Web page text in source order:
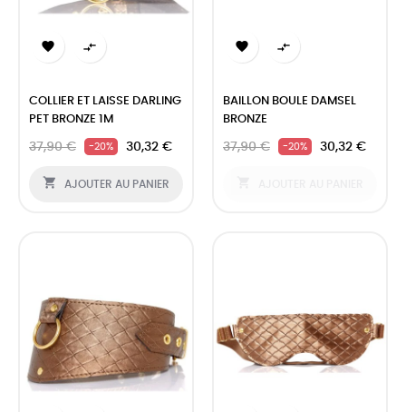
 
COLLIER ET LAISSE DARLING
PET BRONZE 1M
37,90 € -20% 30,32 €
 AJOUTER AU PANIER
 
BAILLON BOULE DAMSEL
BRONZE
37,90 € -20% 30,32 €